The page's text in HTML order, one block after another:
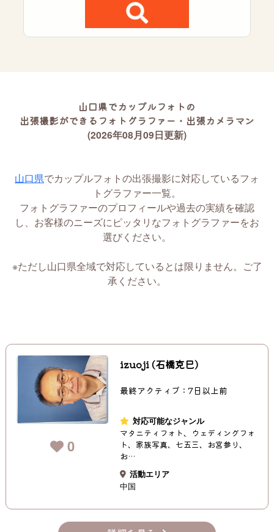
山口県でカップルフォトの
出張撮影ができるフォトグラファー・出張カメラマン
(2026年08月09日更新)
山口県でカップルフォトの出張撮影に対応しているフォ
トグラファー一覧。
フォトグラファーのプロフィールや過去の実績を確認
し、お客様のニーズにピッタリなフォトグラファーをお
選びください。
※ただし山口県全域で対応しているとは限りません。ご了
承ください。
0
izuoji (石橋克巳)
最終アクティブ：7日以上前
対応可能なジャンル
マタニティフォト、ウェディングフォ
ト、家族写真、七五三、お宮参り、
お…
活動エリア
中国